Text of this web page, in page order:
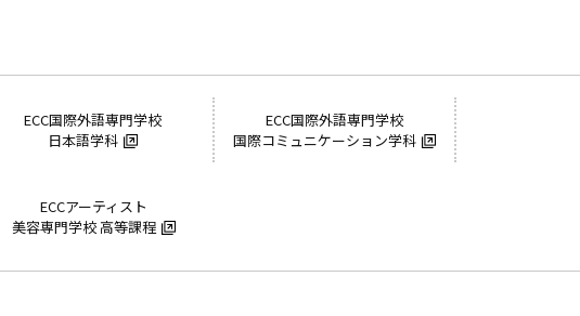
ECC国際外語専門学校
日本語学科
ECC国際外語専門学校
国際コミュニケーション学科
ECCアーティスト
美容専門学校 高等課程